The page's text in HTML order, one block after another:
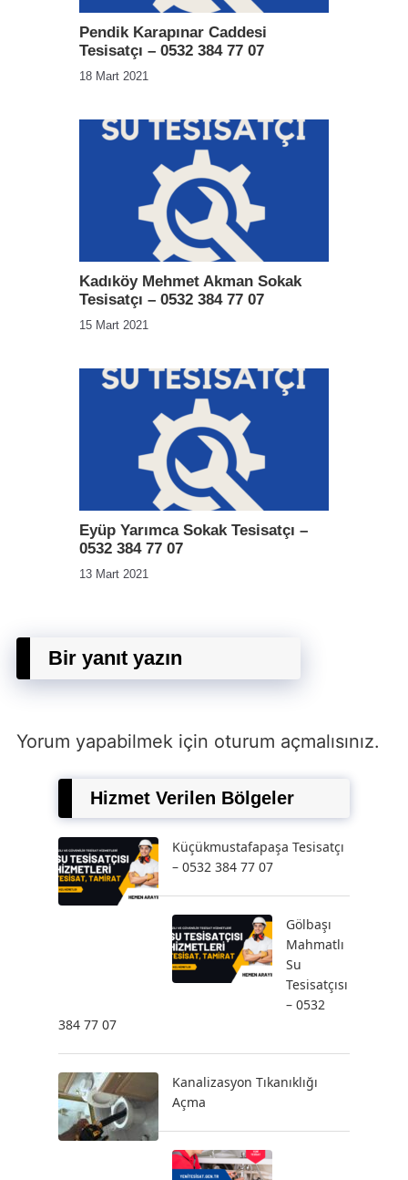
Pendik Karapınar Caddesi
Tesisatçı – 0532 384 77 07
18 Mart 2021
Kadıköy Mehmet Akman Sokak
Tesisatçı – 0532 384 77 07
15 Mart 2021
Eyüp Yarımca Sokak Tesisatçı –
0532 384 77 07
13 Mart 2021
Bir yanıt yazın
Yorum yapabilmek için oturum açmalısınız.
Hizmet Verilen Bölgeler
Küçükmustafapaşa Tesisatçı
– 0532 384 77 07
Gölbaşı
Mahmatlı
Su
Tesisatçısı
– 0532
384 77 07
Kanalizasyon Tıkanıklığı
Açma